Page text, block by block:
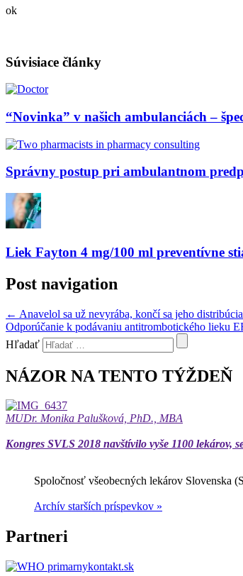
ok
Súvisiace články
“Novinka” v našich ambulanciách –
Správny postup pri ambulantnom
Liek Fayton 4 mg/100 ml preventívne
Post navigation
← Anavelol sa už nevyrába, končí sa jeho
Odporúčanie k podávaniu antitrombotického lieku
Hľadať
NÁZOR NA TENTO TÝŽDEŇ
MUDr. Monika Palušková, PhD., MBA
Kongres SVLS 2018 navštívilo vyše 1100 lekárov,
Spoločnosť všeobecných lekárov Slovenska
Archív starších príspevkov »
Partneri